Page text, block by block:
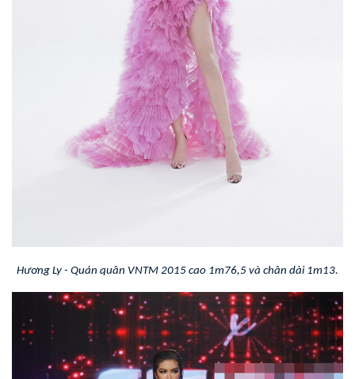
Hương Ly - Quán quân VNTM 2015 cao 1m76,5 và chân dài 1m13.